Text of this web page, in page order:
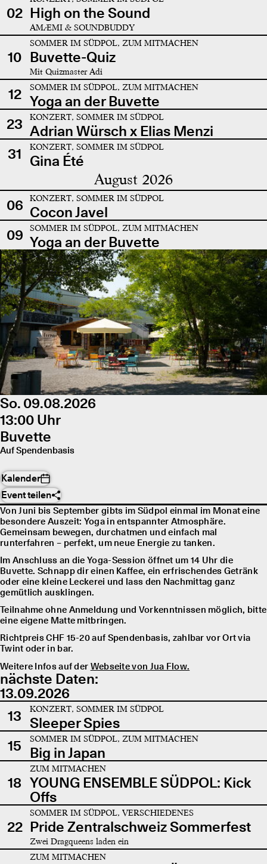
02 High on the Sound
AMÆMI & SOUNDBUDDY
10
SOMMER IM SÜDPOL, ZUM MITMACHEN
Buvette-Quiz
Mit Quizmaster Adi
12 SOMMER IM SÜDPOL, ZUM MITMACHEN
Yoga an der Buvette
23
KONZERT, SOMMER IM SÜDPOL
Adrian Würsch x Elias Menzi
31
KONZERT, SOMMER IM SÜDPOL
Gina Été
August 2026
06 KONZERT, SOMMER IM SÜDPOL
Cocon Javel
09
SOMMER IM SÜDPOL, ZUM MITMACHEN
Yoga an der Buvette
So. 09.08.2026
13:00 Uhr
Buvette
Auf Spendenbasis
Kalender
Event teilen
Von Juni bis September gibts im Südpol einmal im Monat eine
besondere Auszeit: Yoga in entspannter Atmosphäre.
Gemeinsam bewegen, durchatmen und einfach mal
runterfahren – perfekt, um neue Energie zu tanken.
Im Anschluss an die Yoga-Session öffnet um 14 Uhr die
Buvette. Schnapp dir einen Kaffee, ein erfrischendes Getränk
oder eine kleine Leckerei und lass den Nachmittag ganz
gemütlich ausklingen.
Teilnahme ohne Anmeldung und Vorkenntnissen möglich, bitte
eine eigene Matte mitbringen.
Richtpreis CHF 15-20 auf Spendenbasis, zahlbar vor Ort via
Twint oder in bar.
Weitere Infos auf der Webseite von Jua Flow.
nächste Daten:
13.09.2026
13
KONZERT, SOMMER IM SÜDPOL
Sleeper Spies
15
SOMMER IM SÜDPOL, ZUM MITMACHEN
Big in Japan
18
ZUM MITMACHEN
YOUNG ENSEMBLE SÜDPOL: Kick
Offs
22
SOMMER IM SÜDPOL, VERSCHIEDENES
Pride Zentralschweiz Sommerfest
Zwei Dragqueens laden ein
ZUM MITMACHEN